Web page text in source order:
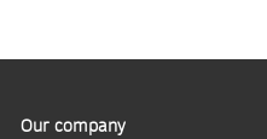
Our company